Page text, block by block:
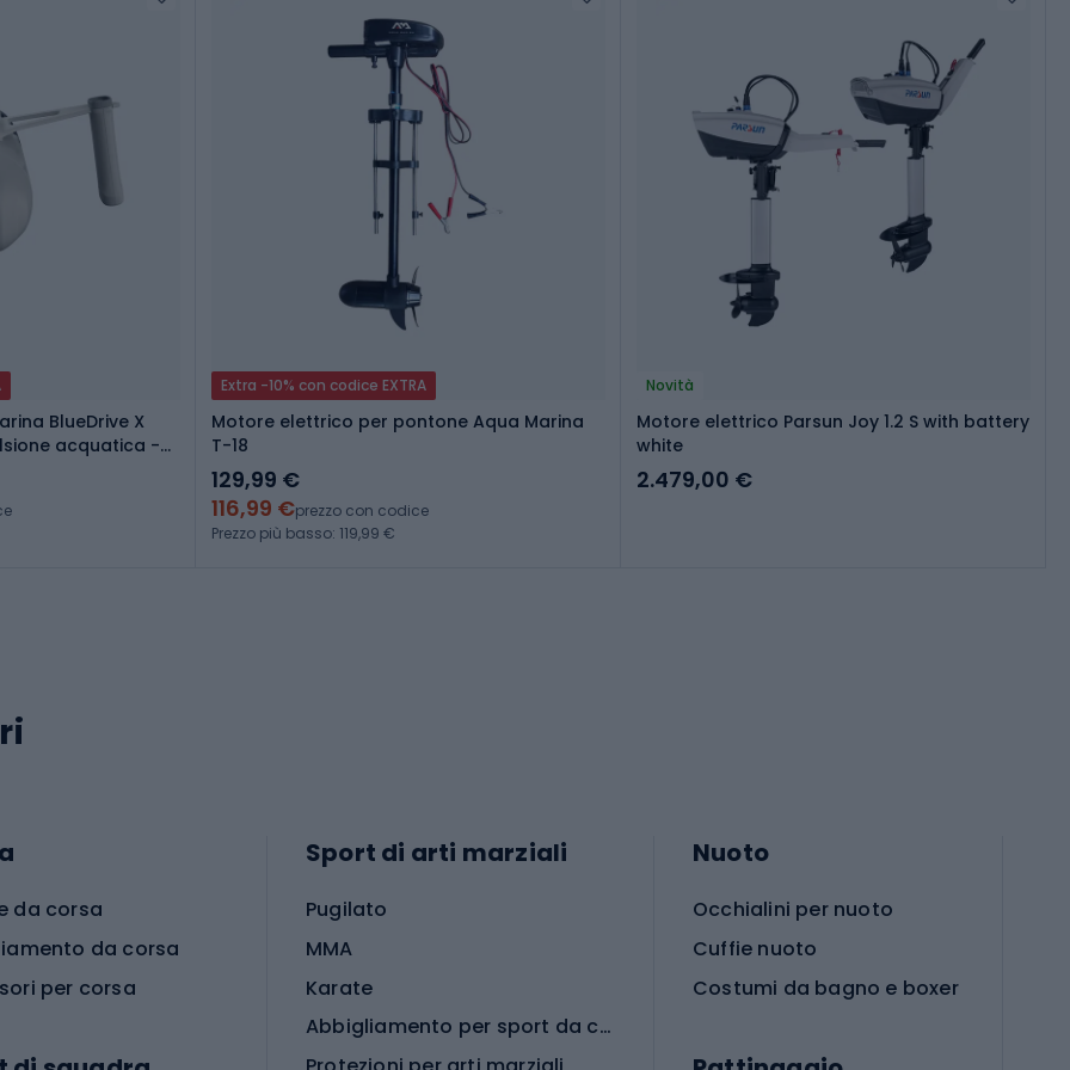
BlueDrive X
acquatica -
Extra -10% con codice EXTRA
Motore elettrico per pontone Aqua Marina
T-18
129,99 €
116,99 €prezzo con codice
Prezzo più basso: 119,99 €
Novità
Motore elettrico Parsun Joy 1.2 S with battery
white
2.479,00 €
da corsa
da corsa
per corsa
Sport di arti marziali
Pugilato
MMA
Karate
Abbigliamento per sport da combattimento
Nuoto
Occhialini per nuoto
Cuffie nuoto
Costumi da bagno e boxer